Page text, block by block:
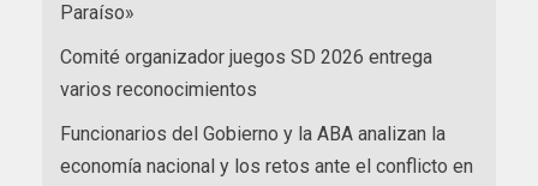
Paraíso»
Comité organizador juegos SD 2026 entrega
varios reconocimientos
Funcionarios del Gobierno y la ABA analizan la
economía nacional y los retos ante el conflicto en